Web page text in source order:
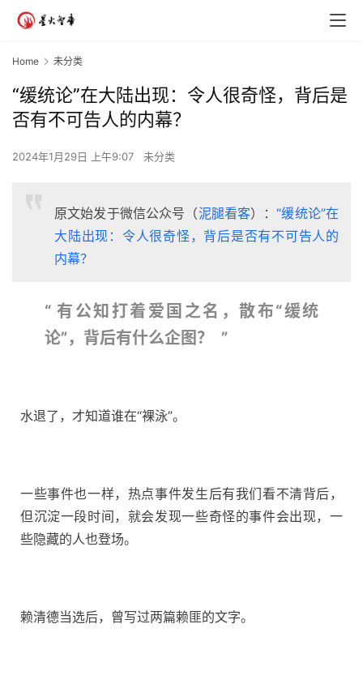
Home 未分类
“缓统论”在大陆出现：令人很奇怪，背后是
否有不可告人的内幕？
2024年1月29日 上午9:07 未分类
原文始发于微信公众号（泥腿看客）：“缓统论”在
大陆出现：令人很奇怪，背后是否有不可告人的
内幕？
“ 有公知打着爱国之名，散布“缓统
论”，背后有什么企图？
”
水退了，才知道谁在“裸泳”。
一些事件也一样，热点事件发生后有我们看不清背后，
但沉淀一段时间，就会发现一些奇怪的事件会出现，一
些隐藏的人也登场。
赖清德当选后，曾写过两篇赖匪的文字。